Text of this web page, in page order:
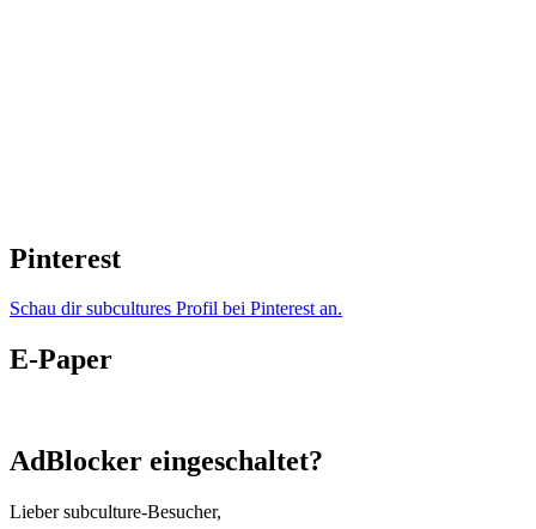
Pinterest
Schau dir subcultures Profil bei Pinterest an.
E-Paper
AdBlocker eingeschaltet?
Lieber subculture-Besucher,